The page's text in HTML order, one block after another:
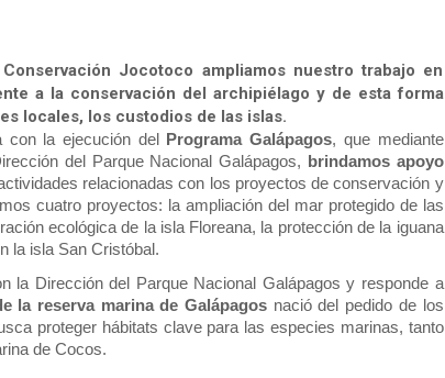
Jocotoco ampliamos nuestro trabajo en
a la conservación del archipiélago y de esta forma
locales, los custodios de las islas.
con la ejecución del Programa Galápagos, que mediante
del Parque Nacional Galápagos,
brindamos apoyo
relacionadas con los proyectos de conservación y
cuatro proyectos: la ampliación del mar protegido de las
ecológica de la isla Floreana, la protección de la iguana
la isla San Cristóbal.
la Dirección del Parque Nacional Galápagos y responde a
la reserva marina de Galápagos nació del pedido de los
proteger hábitats clave para las especies marinas, tanto
de Cocos.